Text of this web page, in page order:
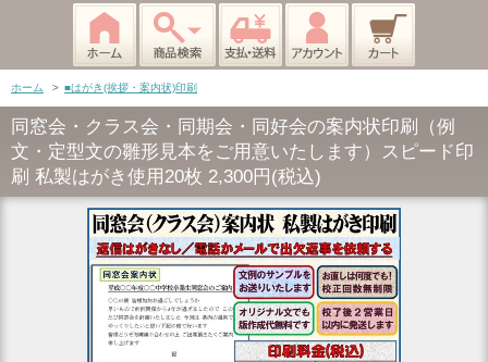
ホーム > ■はがき(挨拶・案内状)印刷
同窓会・クラス会・同期会・同好会の案内状印刷（例
文・定型文の雛形見本をご用意いたします）スピード印
刷 私製はがき使用20枚 2,300円(税込)